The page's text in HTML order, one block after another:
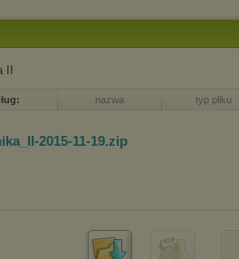
nazwa typ pliku
2015-11-19.zip